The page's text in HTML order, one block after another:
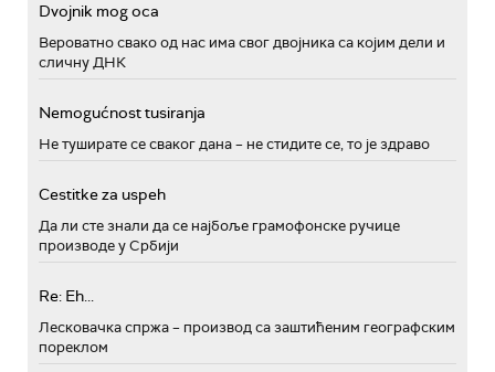
Dvojnik mog oca
Вероватно свако од нас има свог двојника са којим дели и
сличну ДНК
Nemogućnost tusiranja
Не туширате се сваког дана – не стидите се, то је здраво
Cestitke za uspeh
Да ли сте знали да се најбоље грамофонске ручице
производе у Србији
Re: Eh...
Лесковачка спржа – производ са заштићеним географским
пореклом